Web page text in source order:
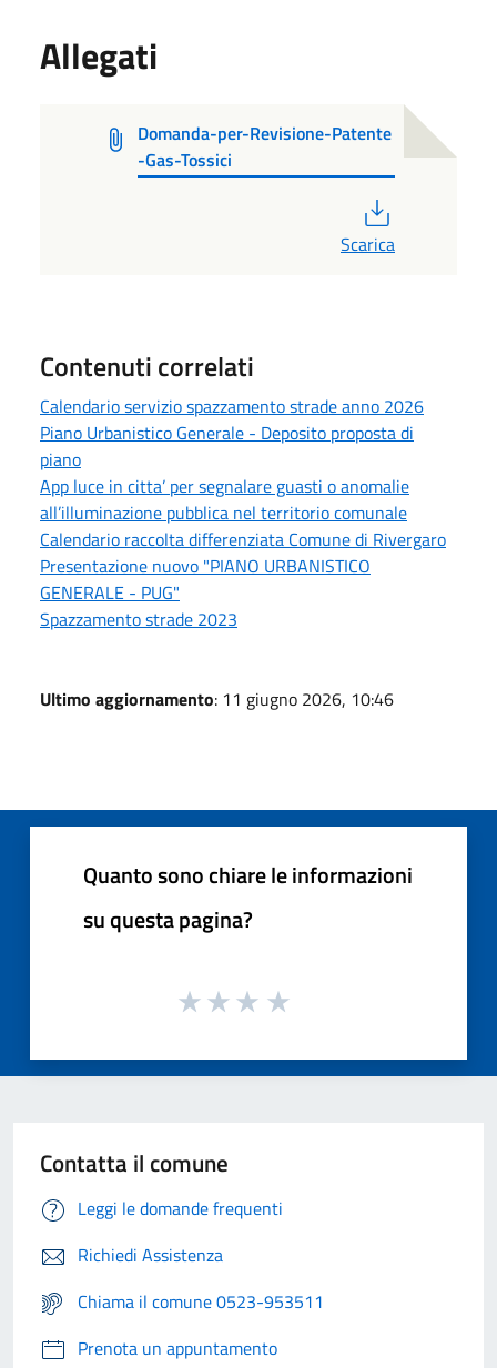
Allegati
Domanda-per-Revisione-Patente
-Gas-Tossici
Scarica
Contenuti correlati
Calendario servizio spazzamento strade anno 2026
Piano Urbanistico Generale - Deposito proposta di
piano
App luce in citta’ per segnalare guasti o anomalie
all’illuminazione pubblica nel territorio comunale
Calendario raccolta differenziata Comune di Rivergaro
Presentazione nuovo "PIANO URBANISTICO
GENERALE - PUG"
Spazzamento strade 2023
Ultimo aggiornamento: 11 giugno 2026, 10:46
Quanto sono chiare le informazioni
su questa pagina?
Contatta il comune
Leggi le domande frequenti
Richiedi Assistenza
Chiama il comune 0523-953511
Prenota un appuntamento